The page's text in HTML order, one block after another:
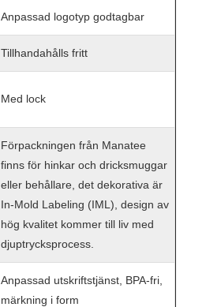
Anpassad logotyp godtagbar
Tillhandahålls fritt
Med lock
Förpackningen från Manatee
finns för hinkar och dricksmuggar
eller behållare, det dekorativa är
In-Mold Labeling (IML), design av
hög kvalitet kommer till liv med
djuptrycksprocess.
Anpassad utskriftstjänst, BPA-fri,
märkning i form